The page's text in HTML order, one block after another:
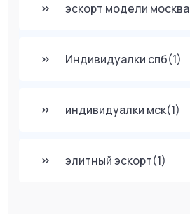
эскорт модели москва
Индивидуалки спб(1)
индивидуалки мск(1)
элитный эскорт(1)